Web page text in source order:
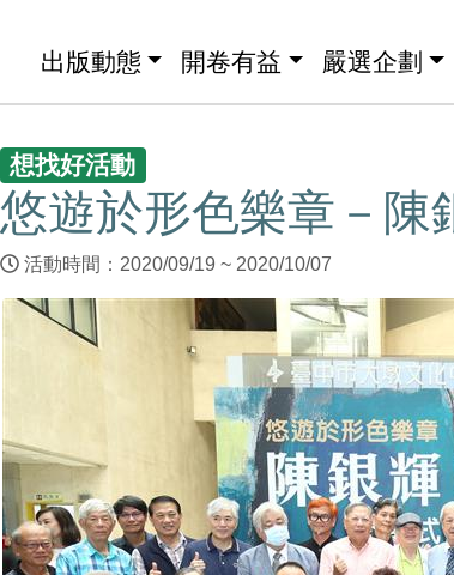
出版動態 開卷有益 嚴選企劃
想找好活動
悠遊於形色樂章－陳
活動時間：2020/09/19 ~ 2020/10/07